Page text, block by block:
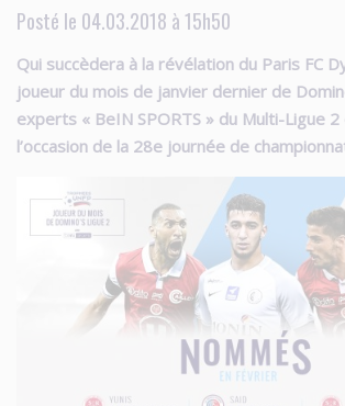
Posté le 04.03.2018 à 15h50
Qui succèdera à la révélation du Paris FC
joueur du mois de janvier dernier de
experts « BeIN SPORTS » du Multi-Ligue
l’occasion de la 28e journée de